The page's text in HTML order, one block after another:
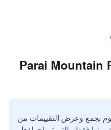
بجمع وعرض التقييمات من